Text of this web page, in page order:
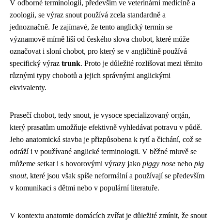
V odborné terminologii, především ve veterinární medicíně a
zoologii, se výraz snout používá zcela standardně a
jednoznačně. Je zajímavé, že tento anglický termín se
významově mírně liší od českého slova chobot, které může
označovat i sloní chobot, pro který se v angličtině používá
specifický výraz trunk. Proto je důležité rozlišovat mezi těmito
různými typy chobotů a jejich správnými anglickými
ekvivalenty.
Prasečí chobot, tedy snout, je vysoce specializovaný orgán,
který prasatům umožňuje efektivně vyhledávat potravu v půdě.
Jeho anatomická stavba je přizpůsobena k rytí a čichání, což se
odráží i v používané anglické terminologii. V běžné mluvě se
můžeme setkat i s hovorovými výrazy jako piggy nose nebo pig
snout, které jsou však spíše neformální a používají se především
v komunikaci s dětmi nebo v populární literatuře.
V kontextu anatomie domácích zvířat je důležité zmínit, že snout